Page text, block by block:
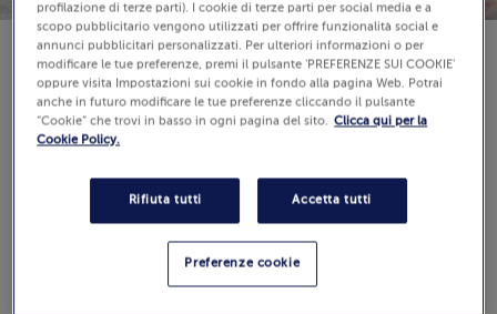
Difficoltà:
Recensioni(0)
0.0 / 5 Guarda
Come calcoliamo e verifichiamo il punteggio?
profilazione di terze parti). I cookie di terze parti per social media e a
scopo pubblicitario vengono utilizzati per offrire funzionalità social e
annunci pubblicitari personalizzati. Per ulteriori informazioni o per
modificare le tue preferenze, premi il pulsante 'PREFERENZE SUI COOKIE'
oppure visita Impostazioni sui cookie in fondo alla pagina Web. Potrai
anche in futuro modificare le tue preferenze cliccando il pulsante
“Cookie” che trovi in basso in ogni pagina del sito. Clicca qui per la
Cookie Policy.
Rifiuta tutti Accetta tutti
Preferenze cookie